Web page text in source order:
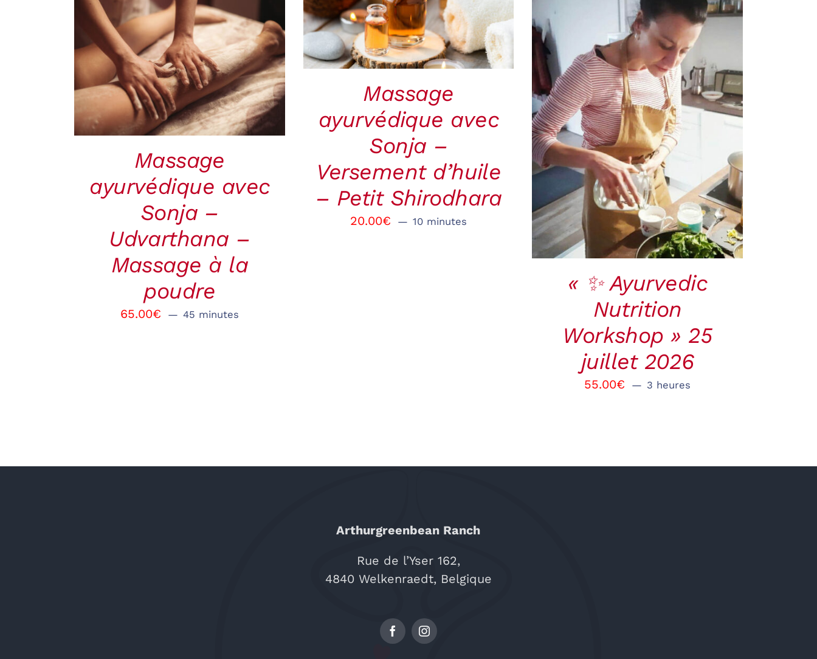
RÉSERVER /
QUICK
VIEW
Massage
ayurvédique avec
Sonja –
Udvarthana –
Massage à la
poudre
65.00€ 45 minutes
RÉSERVER /
QUICK
VIEW
Massage
ayurvédique avec
Sonja –
Versement d’huile
– Petit Shirodhara
20.00€ 10 minutes
RÉSERVER /
QUICK
VIEW
« ✨ Ayurvedic
Nutrition
Workshop » 25
juillet 2026
55.00€ 3 heures
Arthurgreenbean Ranch
Rue de l’Yser 162,
4840 Welkenraedt, Belgique